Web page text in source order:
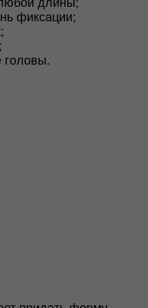
фиксации;
головы.